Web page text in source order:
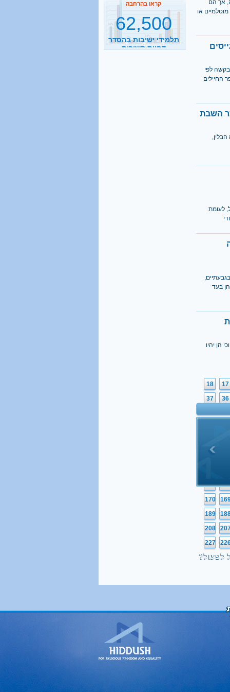
תלמידי ישיבות בהסדר
דחיית השירות
קראו בהרחבה
אך הם
או
לפי
חרדים שערקו מהצבא ב-2014 במספר החיילים
השבת
הממלכתי-הדתי מקבל 17,200 שקל, לעומת
בעד
הן יהיו
17
18
36
37
151
170
189
207
208
226
227
לפעול?